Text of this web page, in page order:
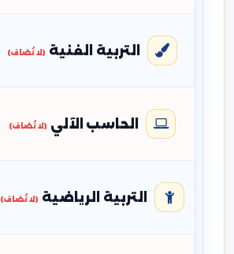
التربية الفنية (لا تُضاف)
الحاسب الآلي (لا تُضاف)
التربية الرياضية (لا تُضاف)